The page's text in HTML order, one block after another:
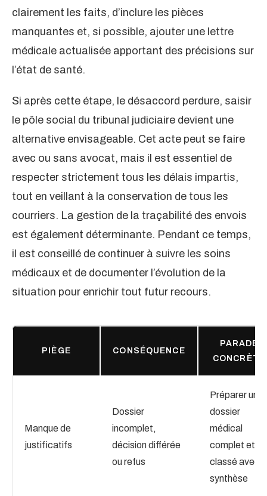
clairement les faits, d’inclure les pièces
manquantes et, si possible, ajouter une lettre
médicale actualisée apportant des précisions sur
l’état de santé.
Si après cette étape, le désaccord perdure, saisir
le pôle social du tribunal judiciaire devient une
alternative envisageable. Cet acte peut se faire
avec ou sans avocat, mais il est essentiel de
respecter strictement tous les délais impartis,
tout en veillant à la conservation de tous les
courriers. La gestion de la traçabilité des envois
est également déterminante. Pendant ce temps,
il est conseillé de continuer à suivre les soins
médicaux et de documenter l’évolution de la
situation pour enrichir tout futur recours.
PIÈGE CONSÉQUENCE
PARADE
CONCRÈTE
Manque de
justificatifs
Dossier
incomplet,
décision différée
ou refus
Préparer un
dossier
médical
complet et
classé avec
synthèse